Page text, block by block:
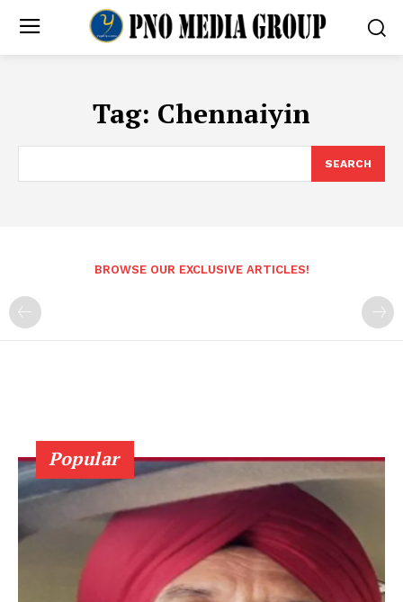
Tag: Chennaiyin
SEARCH
BROWSE OUR EXCLUSIVE ARTICLES!
Popular